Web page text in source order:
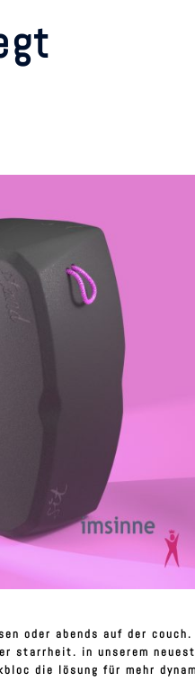
oder abends auf der couch.
starrheit. in unserem
die lösung für mehr